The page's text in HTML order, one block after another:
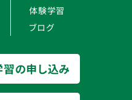
体験学習
ブログ
の申し込み